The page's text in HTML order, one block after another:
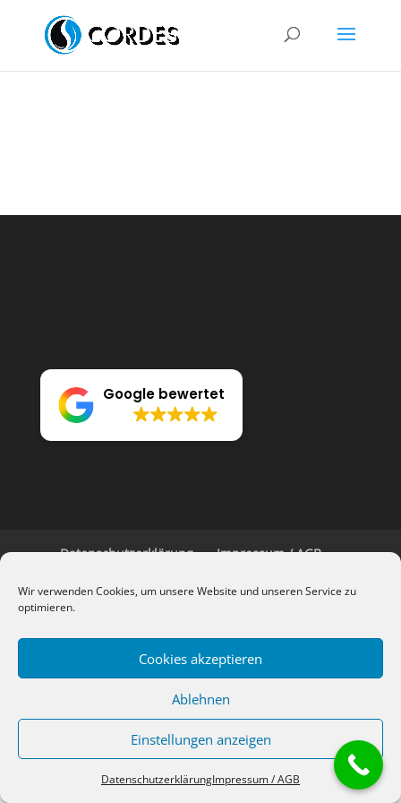
Wir verwenden Cookies, um unsere Website und unseren Service zu
optimieren.
Cookies akzeptieren
Ablehnen
Einstellungen anzeigen
DatenschutzerklärungImpressum / AGB
Google bewertet
Datenschutzerklärung
Impressum / AGB
© Cordes Beregnung 2026